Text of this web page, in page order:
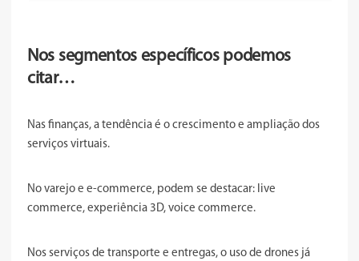
Nos segmentos específicos podemos
citar…
Nas finanças, a tendência é o crescimento e ampliação dos
serviços virtuais.
No varejo e e-commerce, podem se destacar: live
commerce, experiência 3D, voice commerce.
Nos serviços de transporte e entregas, o uso de drones já